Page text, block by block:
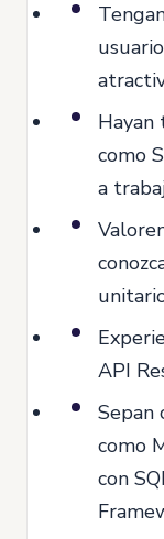
Hayan
como
a
API
Sepan
como
con